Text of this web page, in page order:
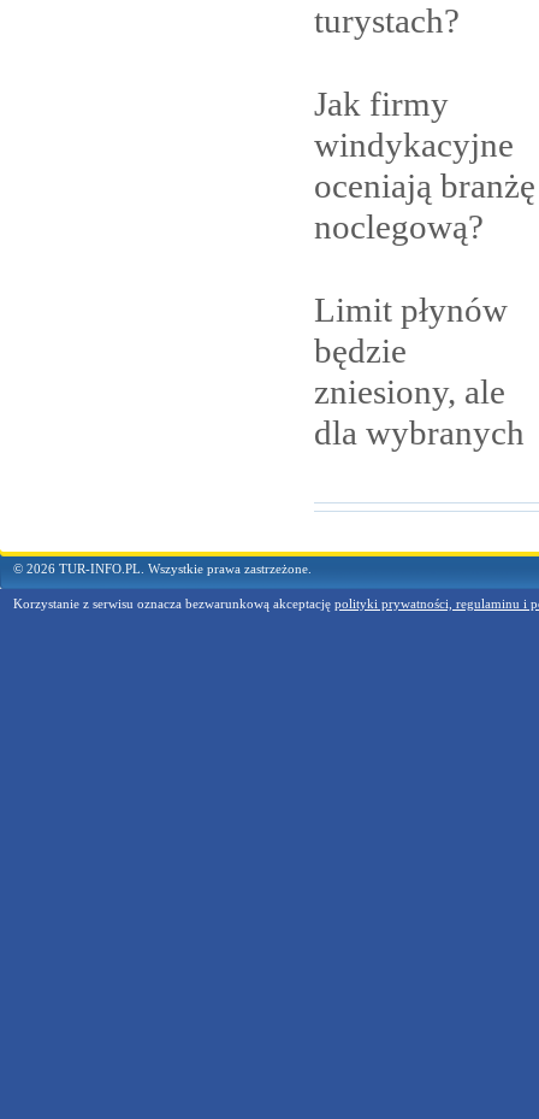
turystach?
Jak firmy
windykacyjne
oceniają branżę
noclegową?
Limit płynów
będzie
zniesiony, ale
dla wybranych
© 2026 TUR-INFO.PL. Wszystkie prawa zastrzeżone.
Korzystanie z serwisu oznacza bezwarunkową akceptację polityki prywatności, regulaminu i